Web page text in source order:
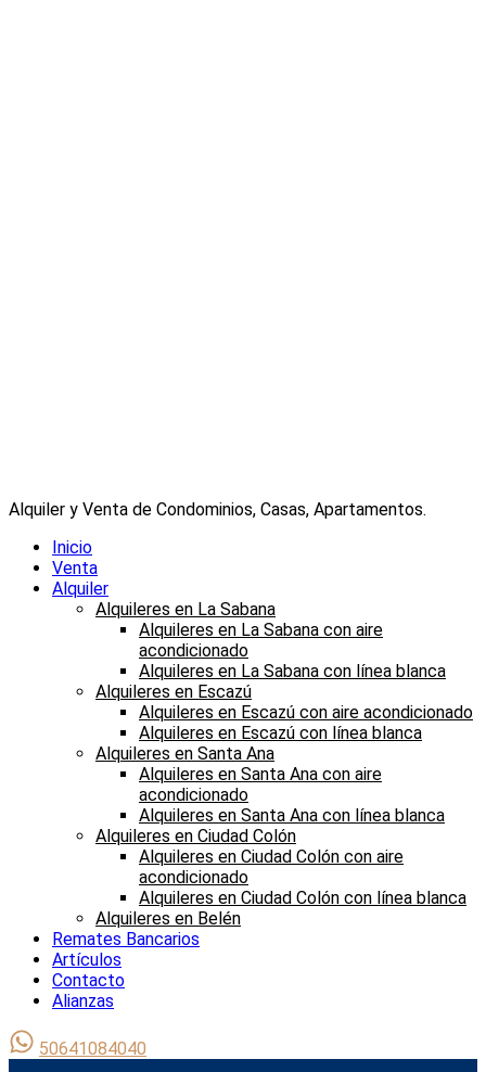
Alquiler y Venta de Condominios, Casas, Apartamentos.
Inicio
Venta
Alquiler
Alquileres en La Sabana
Alquileres en La Sabana con aire
acondicionado
Alquileres en La Sabana con línea blanca
Alquileres en Escazú
Alquileres en Escazú con aire acondicionado
Alquileres en Escazú con línea blanca
Alquileres en Santa Ana
Alquileres en Santa Ana con aire
acondicionado
Alquileres en Santa Ana con línea blanca
Alquileres en Ciudad Colón
Alquileres en Ciudad Colón con aire
acondicionado
Alquileres en Ciudad Colón con línea blanca
Alquileres en Belén
Remates Bancarios
Artículos
Contacto
Alianzas
50641084040